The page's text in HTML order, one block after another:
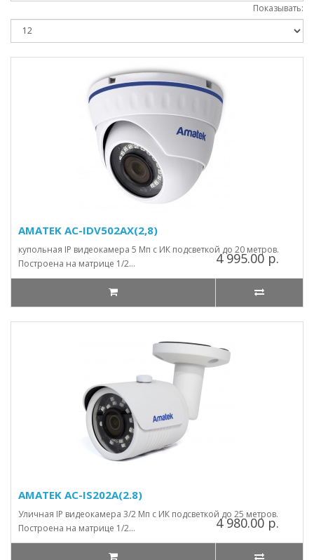
Показывать:
AMATEK AC-IDV502AX(2,8)
купольная IP видеокамера 5 Мп с ИК подсветкой до 20 метров.
Построена на матрице 1/2...
4 995.00 р.
AMATEK AC-IS202A(2.8)
Уличная IP видеокамера 3/2 Мп с ИК подсветкой до 25 метров.
Построена на матрице 1/2...
4 980.00 р.